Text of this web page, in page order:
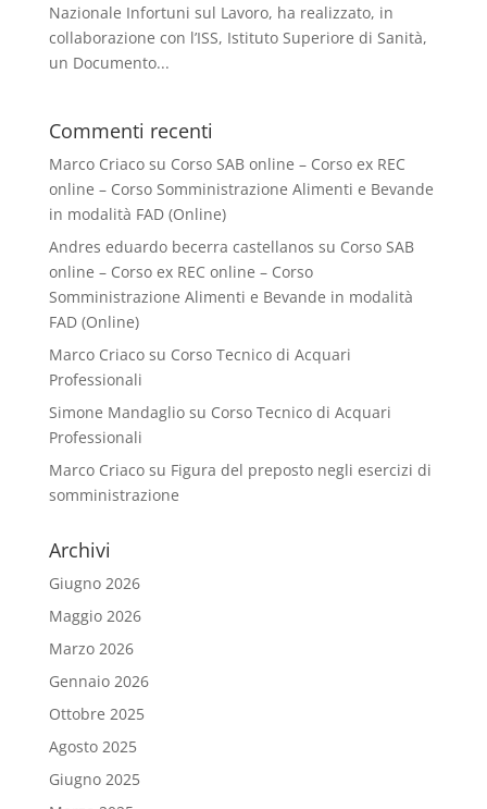
Nazionale Infortuni sul Lavoro, ha realizzato, in
collaborazione con l’ISS, Istituto Superiore di Sanità,
un Documento...
Commenti recenti
Marco Criacosu Corso SAB online – Corso ex REC
online – Corso Somministrazione Alimenti e Bevande
in modalità FAD (Online)
Andres eduardo becerra castellanos su Corso SAB
online – Corso ex REC online – Corso
Somministrazione Alimenti e Bevande in modalità
FAD (Online)
Marco Criacosu Corso Tecnico di Acquari
Professionali
Simone Mandagliosu Corso Tecnico di Acquari
Professionali
Marco Criacosu Figura del preposto negli esercizi di
somministrazione
Archivi
Giugno 2026
Maggio 2026
Marzo 2026
Gennaio 2026
Ottobre 2025
Agosto 2025
Giugno 2025